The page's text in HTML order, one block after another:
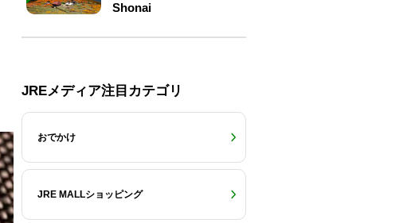
Shonai
JREメディア注目カテゴリ
おでかけ
JRE MALLショッピング